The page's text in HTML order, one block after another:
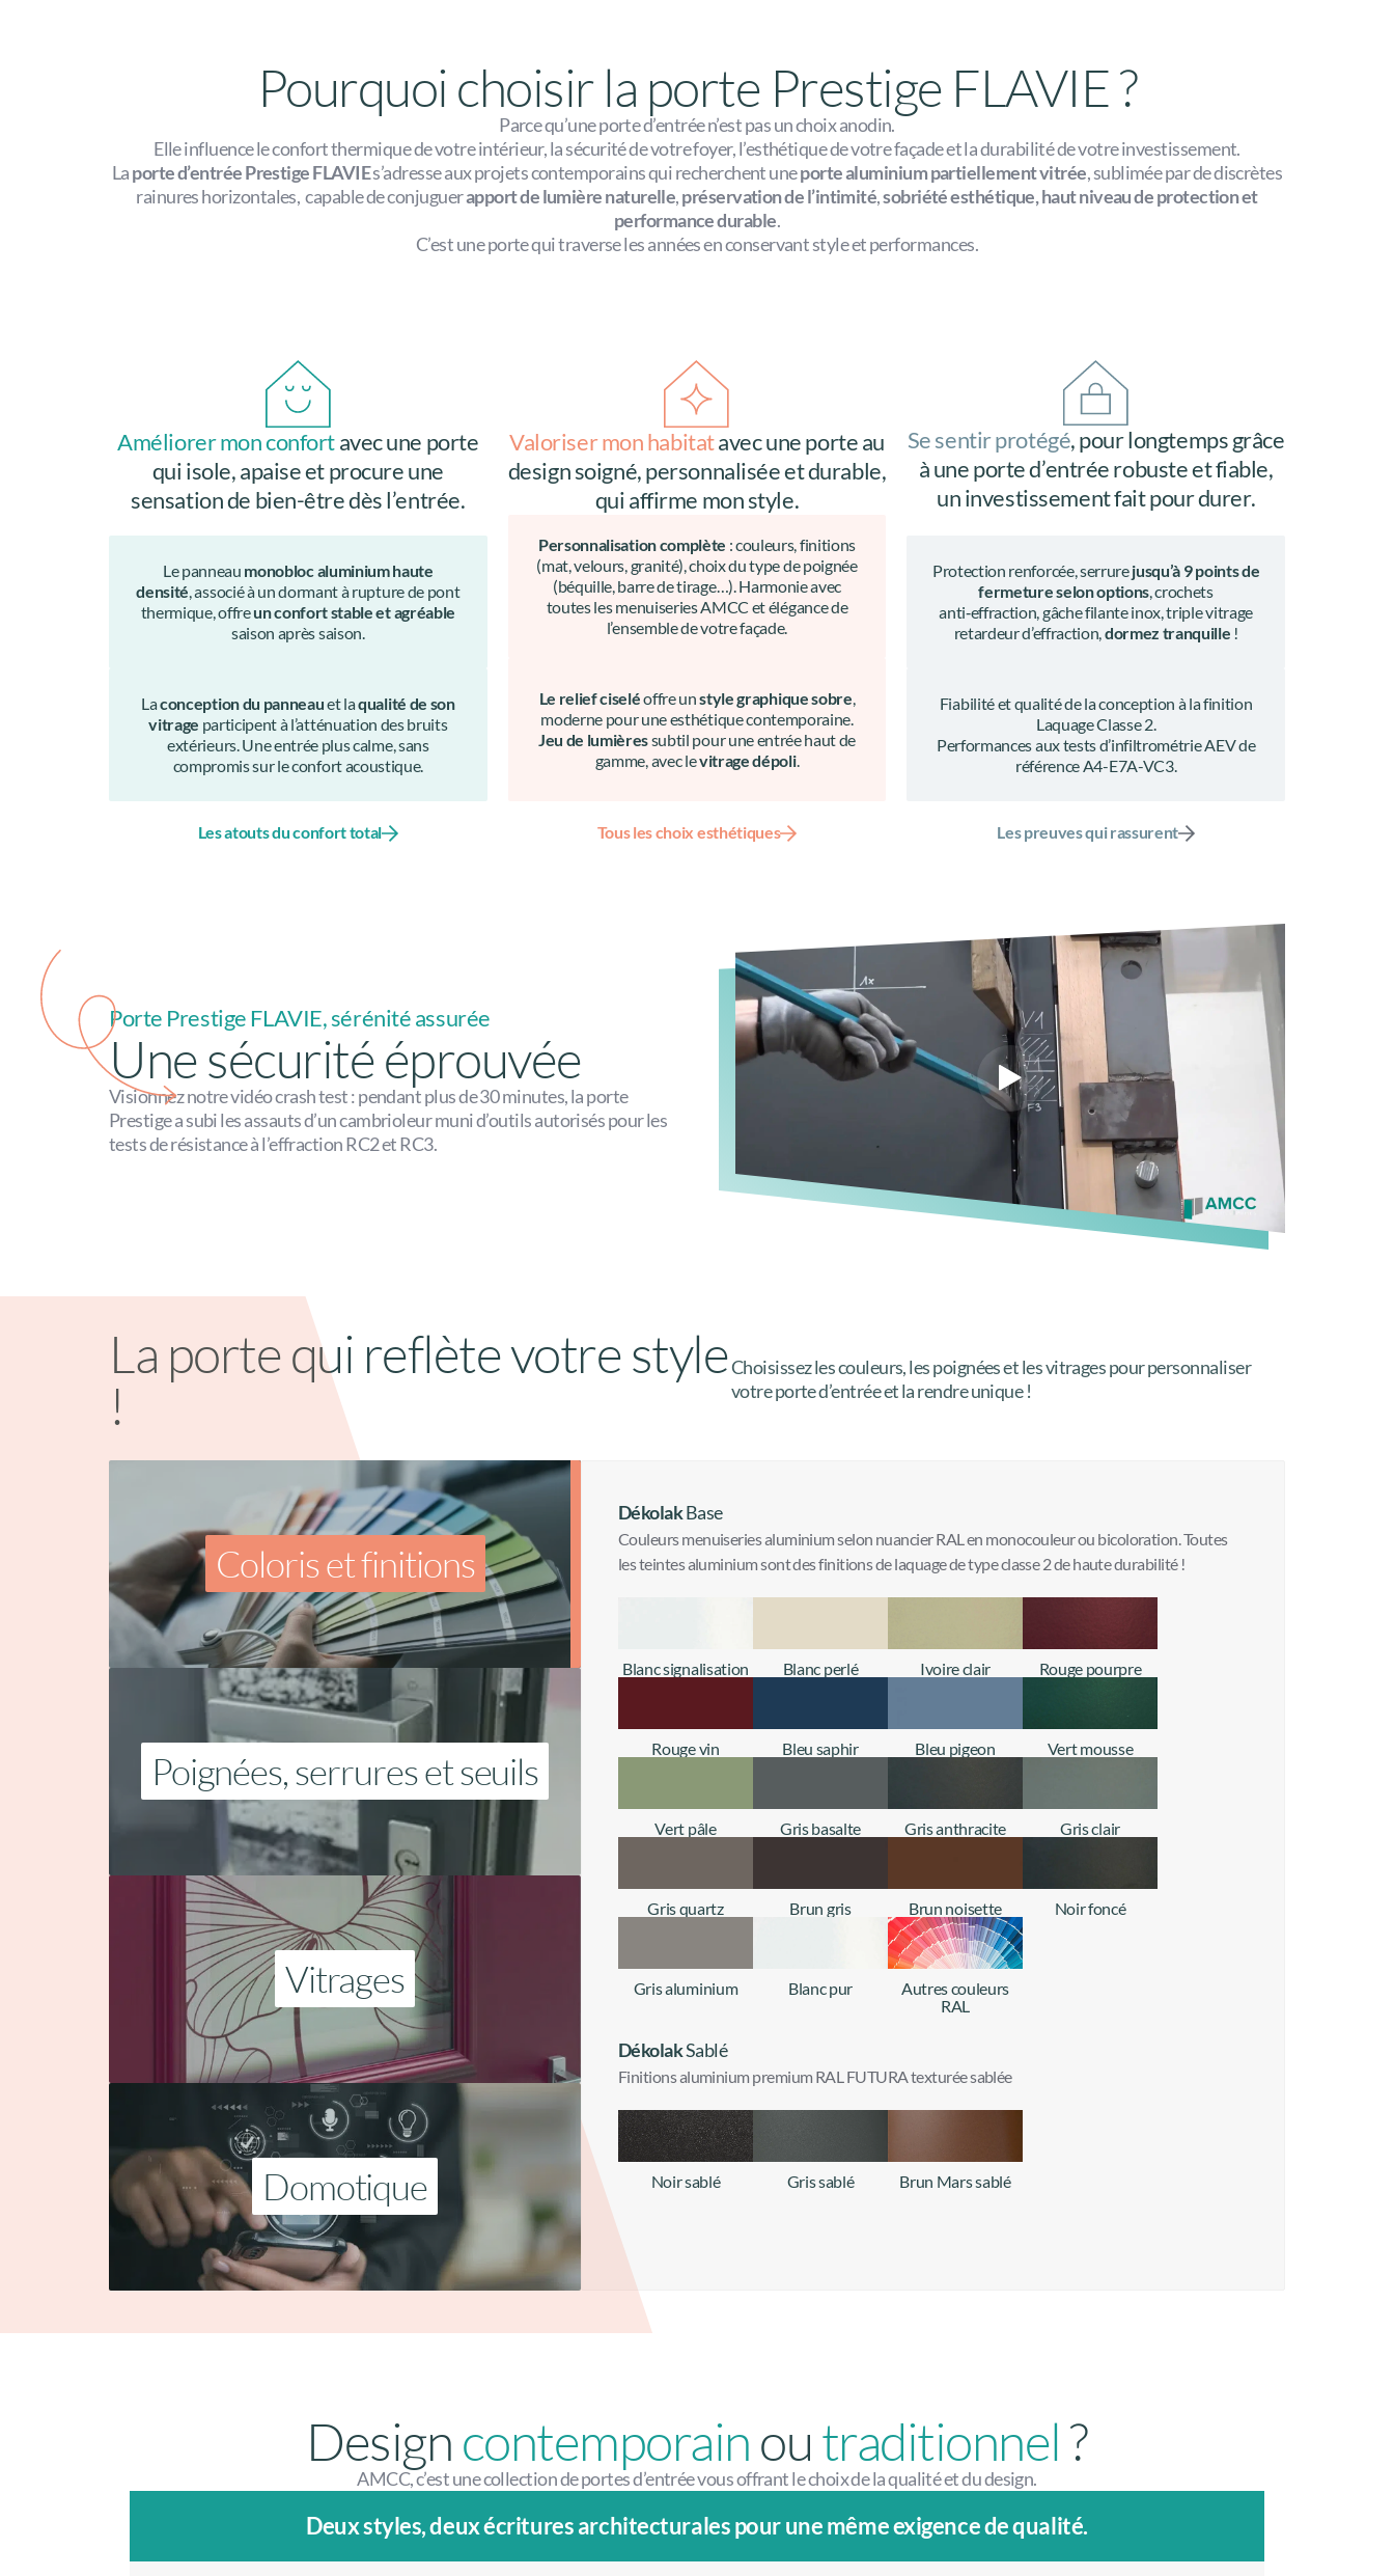
Pourquoi choisir la porte Prestige FLAVIE ?
Parce qu’une porte d’entrée n’est pas un choix anodin.
Elle influence le confort thermique de votre intérieur, la sécurité de votre foyer, l’esthétique de votre façade et la durabilité de votre investissement.
Laporte d’entrée Prestige FLAVIEs’adresse aux projets contemporains qui recherchent uneporte aluminium partiellement vitrée, sublimée par de discrètes
rainures horizontales, capable de conjuguerapport de lumière naturelle,préservation de l’intimité,sobriété esthétique, haut niveau de protection et
performance durable.
C’est une porte qui traverse les années en conservant style et performances.
Améliorer mon confortavec une porte
qui isole, apaise et procure une
sensation de bien-être dès l’entrée.
Le panneau monobloc aluminium haute
densité, associé à un dormant à rupture de pont
thermique, offreun confort stable et agréable
saison après saison.
Laconception du panneauet laqualité de son
vitrage participent à l’atténuation des bruits
extérieurs. Une entrée plus calme, sans
compromis sur le confort acoustique.
Les atouts du confort total
Valoriser mon habitatavec une porte au
design soigné, personnalisée et durable,
qui affirme mon style.
Personnalisation complète : couleurs, finitions
(mat, velours, granité), choix du type de poignée
(béquille, barre de tirage…). Harmonie avec
toutes les menuiseries AMCC et élégance de
l’ensemble de votre façade.
Le relief ciseléoffre unstyle graphique sobre,
moderne pour une esthétique contemporaine.
Jeu de lumièressubtil pour une entrée haut de
gamme, avec levitrage dépoli.
Tous les choix esthétiques
Se sentir protégé, pour longtemps grâce
à une porte d’entrée robuste et fiable,
un investissement fait pour durer.
Protection renforcée, serrurejusqu’à 9 points de
fermeture selon options, crochets
anti‑effraction, gâche filante inox, triple vitrage
retardeur d’effraction,dormez tranquille !
Fiabilité et qualité de la conception à la finition
Laquage Classe 2.
Performances aux tests d’infiltrométrie AEV de
référence A4-E7A-VC3.
Les preuves qui rassurent
Porte Prestige FLAVIE, sérénité assurée
Une sécurité éprouvée
Visionnez notre vidéo crash test : pendant plus de 30 minutes, la porte
Prestige a subi les assauts d’un cambrioleur muni d’outils autorisés pour les
tests de résistance à l’effraction RC2 et RC3.
La porte qui reflète votre style
!
Choisissez les couleurs, les poignées et les vitrages pour personnaliser
votre porte d’entrée et la rendre unique !
Coloris et finitions
Poignées, serrures et seuils
Vitrages
Domotique
DékolakBase
Couleurs menuiseries aluminium selon nuancier RAL en monocouleur ou bicoloration. Toutes
les teintes aluminium sont des finitions de laquage de type classe 2 de haute durabilité !
Blanc signalisation Blanc perlé Ivoire clair Rouge pourpre
Rouge vin Bleu saphir Bleu pigeon Vert mousse
Vert pâle Gris basalte Gris anthracite Gris clair
Gris quartz Brun gris Brun noisette
+ d'infos
Noir foncé
Gris aluminium Blanc pur
Autres couleurs
RAL
DékolakSablé
Finitions aluminium premium RAL FUTURA texturée sablée
Noir sablé Gris sablé Brun Mars sablé
Designcontemporainoutraditionnel?
AMCC, c’est une collection de portes d’entrée vous offrant le choix de la qualité et du design.
Deux styles, deux écritures architecturales pour une même exigence de qualité.